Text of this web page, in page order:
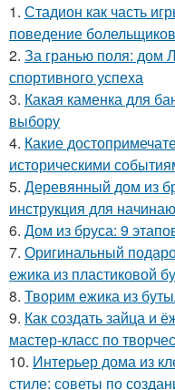
1. Стадион как часть
поведение
2. За гранью поля: дом
спортивного успеха
3. Какая каменка для
выбору
4. Какие
историческими
5. Деревянный дом из
инструкция для
6. Дом из бруса: 9
7. Оригинальный
ежика из пластиковой
8. Творим ежика из
9. Как создать зайца и
мастер-класс по
10. Интерьер дома из
стиле: советы по